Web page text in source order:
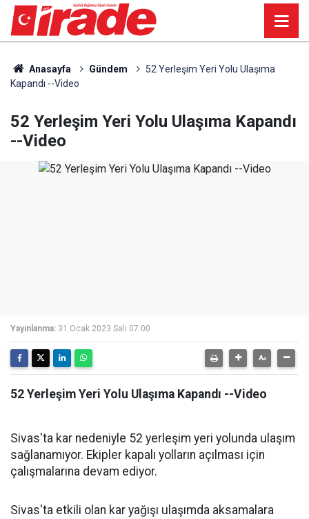
Anasayfa Gündem
52 Yerleşim Yeri Yolu Ulaşıma
Kapandı --Video
52 Yerleşim Yeri Yolu Ulaşıma Kapandı
--Video
Yayınlanma: 31 Ocak 2023 Salı 07:00
52 Yerleşim Yeri Yolu Ulaşıma Kapandı --Video
Sivas'ta kar nedeniyle 52 yerleşim yeri yolunda ulaşım
sağlanamıyor. Ekipler kapalı yolların açılması için
çalışmalarına devam ediyor.
Sivas'ta etkili olan kar yağışı ulaşımda aksamalara